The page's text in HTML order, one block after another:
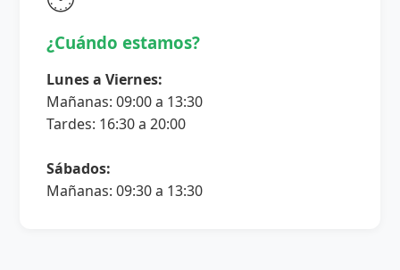
¿Cuándo estamos?
Lunes a Viernes:
Mañanas: 09:00 a 13:30
Tardes: 16:30 a 20:00
Sábados:
Mañanas: 09:30 a 13:30